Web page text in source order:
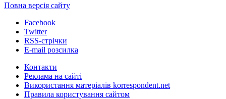
Повна версія сайту
Facebook
Twitter
RSS-стрічки
E-mail розсилка
Контакти
Реклама на сайті
Використання матеріалів korrespondent.net
Правила користування сайтом